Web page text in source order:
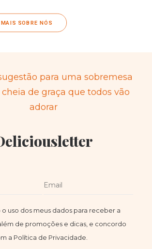
SOBRE NÓS
para uma sobremesa
de graça que todos vão
adorar
uso dos meus dados para receber a
de promoções e dicas, e concordo
a Política de Privacidade.